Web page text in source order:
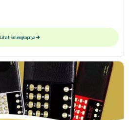
Lihat Selengkapnya